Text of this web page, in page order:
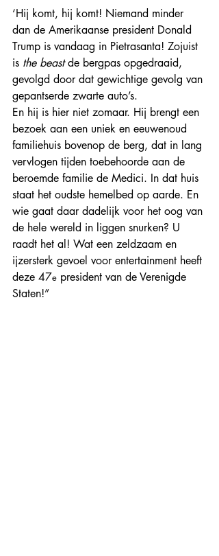
‘Hij komt, hij komt! Niemand minder
dan de Amerikaanse president Donald
Trump is vandaag in Pietrasanta! Zojuist
is the beast de bergpas opgedraaid,
gevolgd door dat gewichtige gevolg van
gepantserde zwarte auto’s.
En hij is hier niet zomaar. Hij brengt een
bezoek aan een uniek en eeuwenoud
familiehuis bovenop de berg, dat in lang
vervlogen tijden toebehoorde aan de
beroemde familie de Medici. In dat huis
staat het oudste hemelbed op aarde. En
wie gaat daar dadelijk voor het oog van
de hele wereld in liggen snurken? U
raadt het al! Wat een zeldzaam en
ijzersterk gevoel voor entertainment heeft
deze 47e president van de Verenigde
Staten!”